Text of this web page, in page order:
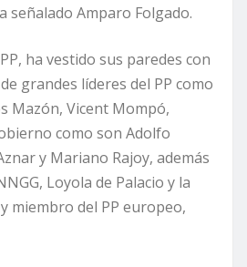
señalado Amparo Folgado.
ha vestido sus paredes con
grandes líderes del PP como
Mazón, Vicent Mompó,
como son Adolfo
y Mariano Rajoy, además
Loyola de Palacio y la
miembro del PP europeo,